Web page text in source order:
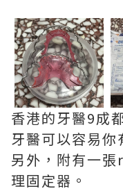
香港的牙醫9成
牙醫可以容易你
另外，附有一
理固定器。